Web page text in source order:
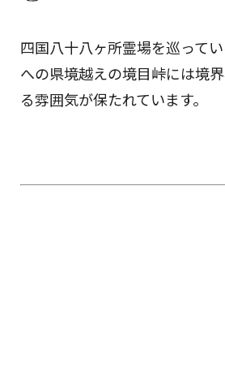
四国八十八ヶ所霊場を巡って
への県境越えの境目峠には境
る雰囲気が保たれています。